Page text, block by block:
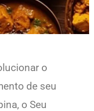
o
de seu
o Seu